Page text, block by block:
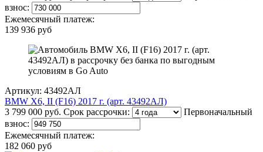
взнос:
Ежемесячный платеж:
139 936 руб
Артикул: 43492АЛ
BMW X6, II (F16) 2017 г. (арт. 43492АЛ)
3 799 000 руб. Срок рассрочки:
Первоначальный
взнос:
Ежемесячный платеж:
182 060 руб